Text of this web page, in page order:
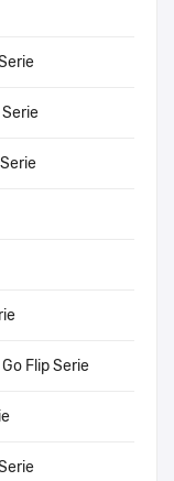
Flip Serie